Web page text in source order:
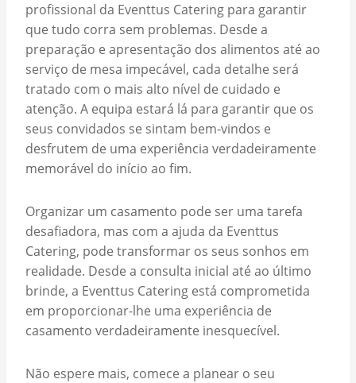
profissional da Eventtus Catering para garantir
que tudo corra sem problemas. Desde a
preparação e apresentação dos alimentos até ao
serviço de mesa impecável, cada detalhe será
tratado com o mais alto nível de cuidado e
atenção. A equipa estará lá para garantir que os
seus convidados se sintam bem-vindos e
desfrutem de uma experiência verdadeiramente
memorável do início ao fim.
Organizar um casamento pode ser uma tarefa
desafiadora, mas com a ajuda da Eventtus
Catering, pode transformar os seus sonhos em
realidade. Desde a consulta inicial até ao último
brinde, a Eventtus Catering está comprometida
em proporcionar-lhe uma experiência de
casamento verdadeiramente inesquecível.
Não espere mais, comece a planear o seu